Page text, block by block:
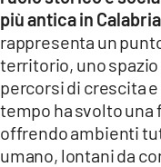
più antica in
rappresenta un
territorio, uno
percorsi di crescita
tempo ha svolto
offrendo ambienti
umano, lontani da